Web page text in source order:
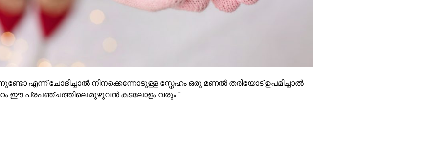
എന്ന് ചോദിച്ചാൽ നിനക്കെന്നോടുള്ള സ്നേഹം ഒരു മണൽ തരിയോട് ഉപമിച്ചാൽ
ഈ പ്രപഞ്ചത്തിലെ മുഴുവൻ കടലോളം വരും "